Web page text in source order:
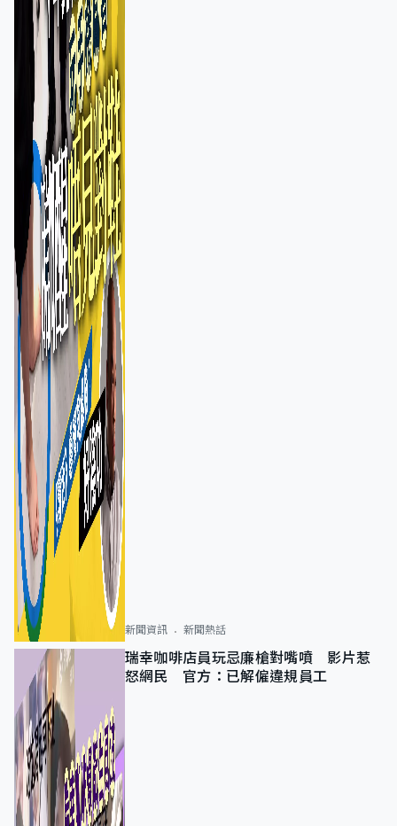
新聞資訊 新聞熱話
瑞幸咖啡店員玩忌廉槍對嘴噴 影片惹
怒網民 官方：已解僱違規員工